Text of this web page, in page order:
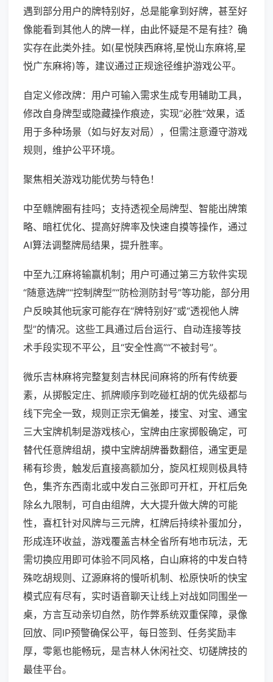
遇到部分用户的牌特别好，总是能拿到好牌，甚至好
像能看到其他人的牌一样，由此怀疑是不是有挂？确
实存在此类外挂。如(星悦陕西麻将,星悦山东麻将,星
悦广东麻将)等，建议通过正规途径维护游戏公平。
自定义修改牌：用户可输入需求生成专用辅助工具，
修改自身牌型或隐藏操作痕迹，实现“必胜”效果，适
用于多种场景（如与好友对局），但需注意遵守游戏
规则，维护公平环境。
聚焦相关游戏功能优势与特色！
中至赣牌圈有挂吗；支持透视全局牌型、智能出牌策
略、暗杠优化、提高好牌率及快速自摸等操作，通过
AI算法调整牌局结果，提升胜率。
中至九江麻将输赢机制；用户可通过第三方软件实现
“随意选牌”“控制牌型”“防检测防封号”等功能，部分用
户反映其他玩家可能存在“牌特别好”或“透视他人牌
型”的情况。这些工具通过后台运行、自动连接等技
术手段实现不平公，且“安全性高”“不被封号”。
微乐吉林麻将完整复刻吉林民间麻将的所有传统要
素，从掷骰定庄、抓牌顺序到吃碰杠胡的优先级都与
线下完全一致，规则正宗无偏差，搂宝、对宝、通宝
三大宝牌机制是游戏核心，宝牌由庄家掷骰确定，可
替代任意牌组胡，摸中宝牌胡牌番数翻倍，通宝更是
稀有珍贵，触发后直接高额加分，旋风杠规则极具特
色，集齐东西南北或中发白三张即可开杠，开杠后免
除幺九限制，可自由组牌，大大提升做大牌的可能
性，喜杠针对风牌与三元牌，杠牌后持续补蛋加分，
形成连环收益，游戏覆盖吉林全省所有地市玩法，无
需切换应用即可体验不同风格，白山麻将的中发白特
殊吃胡规则、辽源麻将的慢听机制、松原快听的快宝
模式应有尽有，实时语音聊天让线上对战如同围坐一
桌，方言互动亲切自然，防作弊系统双重保障，录像
回放、同IP预警确保公平，每日签到、任务奖励丰
厚，零氪也能畅玩，是吉林人休闲社交、切磋牌技的
最佳平台。